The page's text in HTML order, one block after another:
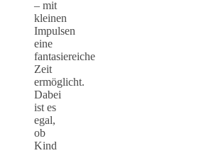
– mit
kleinen
Impulsen
eine
fantasiereiche
Zeit
ermöglicht.
Dabei
ist es
egal,
ob
Kind